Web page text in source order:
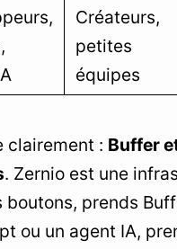
Créateurs,
petites
équipes
clairement : Buffer
. Zernio est une
prends
ou un agent IA,